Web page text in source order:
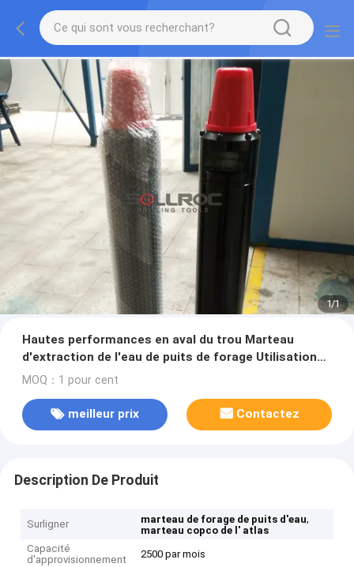
1/1
Hautes performances en aval du trou Marteau
d'extraction de l'eau de puits de forage Utilisation
de rampe QL50
MOQ：1 pour cent
meilleur prix Contactez
Description De Produit
Surligner marteau de forage de puits d'eau,
marteau copco de l' atlas
Capacité
d'approvisionnement
2500 par mois